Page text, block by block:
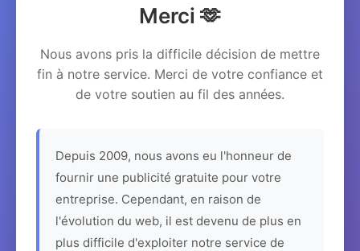
Merci 🫶
Nous avons pris la difficile décision de mettre
fin à notre service. Merci de votre confiance et
de votre soutien au fil des années.
Depuis 2009, nous avons eu l'honneur de
fournir une publicité gratuite pour votre
entreprise. Cependant, en raison de
l'évolution du web, il est devenu de plus en
plus difficile d'exploiter notre service de